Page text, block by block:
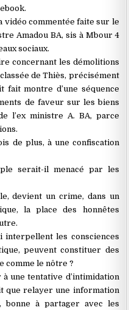
vidéo commentée faite sur le
Amadou BA, sis à Mbour 4
sociaux.
concernant les démolitions
de Thiès, précisément
montre d’une séquence
de faveur sur les biens
l’ex ministre A. BA, parce
de plus, à une confiscation
serait-il menacé par les
devient un crime, dans un
la place des honnêtes
interpellent les consciences
peuvent constituer des
comme le nôtre ?
à une tentative d’intimidation
que relayer une information
bonne à partager avec les